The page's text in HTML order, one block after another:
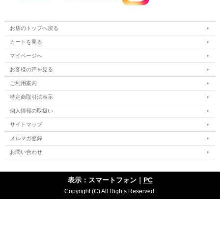
お店のトップへ戻る
カートを見る
マイページへ
お客様の声を見る
ご利用案内
特定商取引法表示
個人情報の取扱い
サイトマップ
メルマガ登録
お問い合わせ
表示：スマートフォン｜ PC
Copyright (C) All Rights Reserved.